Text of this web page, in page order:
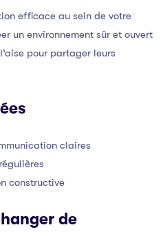
efficace au sein de votre
un environnement sûr et ouvert
pour partager leurs
claires
constructive
de